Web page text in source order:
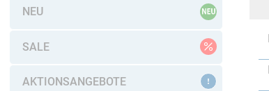
NEU
SALE
AKTIONSANGEBOTE